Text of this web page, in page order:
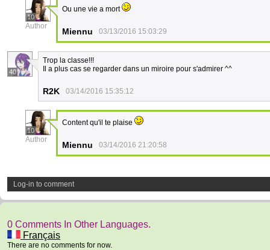
10
Author
Ou une vie a mort
Miennu 03/13/2016 15:03:29
40
Trop la classe!!!
Il a plus cas se regarder dans un miroire pour s'admirer ^^
R2K 03/14/2016 15:35:12
10
Author
Content qu'il te plaise
Miennu 03/14/2016 21:20:58
Log-in to comment
0 Comments In Other Languages.
Français
There are no comments for now.